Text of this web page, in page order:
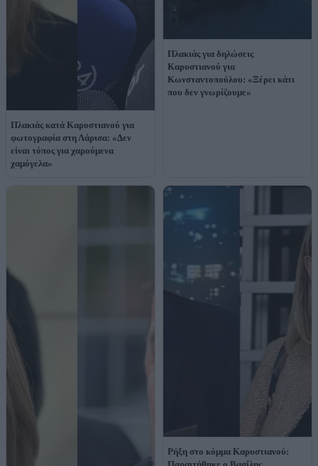
Πλακιάς κατά Καρυστιανού για
φωτογραφία στη Λάρισα: «Δεν
είναι τόπος για χαρούμενα
χαμόγελα»
Πλακιάς για δηλώσεις
Καρυστιανού για
Κωνσταντοπούλου: «Ξέρει κάτι
που δεν γνωρίζουμε»
Ρήξη στο κόμμα Καρυστιανού: